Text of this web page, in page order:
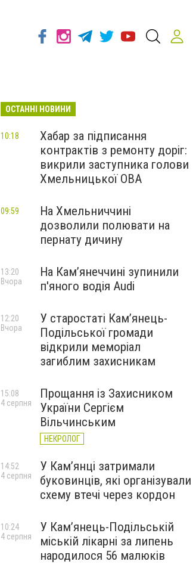
ОСТАННІ НОВИНИ
Хабар за підписання
контрактів з ремонту доріг:
викрили заступника голови
Хмельницької ОВА
10:18
На Хмельниччині
дозволили полювати на
пернату дичину
09:59
На Камʼянеччині зупинили
п'яного водія Audi
13:20
Вчора
У старостаті Кам’янець-
Подільської громади
відкрили меморіал
загиблим захисникам
12:20
Вчора
Прощання із Захисником
України Сергієм
Вільчинським
НЕКРОЛОГ
15:08
4 серпня
У Кам’янці затримали
буковинців, які організували
схему втечі через кордон
14:52
4 серпня
У Кам’янець-Подільській
міській лікарні за липень
народилося 56 малюків
10:24
4 серпня